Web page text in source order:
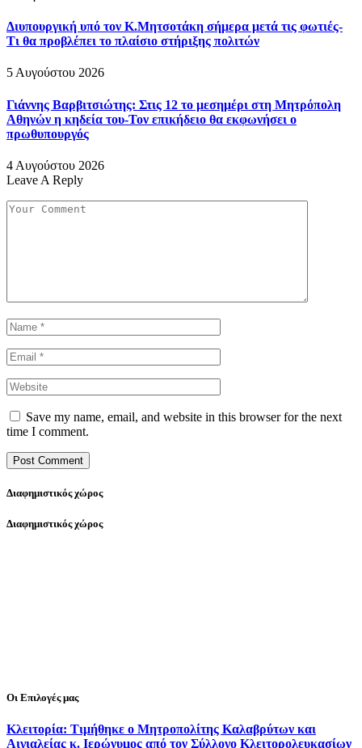
Διυπουργική υπό τον Κ.Μητσοτάκη σήμερα μετά τις φωτιές-
Τι θα προβλέπει το πλαίσιο στήριξης πολιτών
5 Αυγούστου 2026
Γιάννης Βαρβιτσιώτης: Στις 12 το μεσημέρι στη Μητρόπολη
Αθηνών η κηδεία του-Τον επικήδειο θα εκφωνήσει ο
πρωθυπουργός
4 Αυγούστου 2026
Leave A Reply
Save my name, email, and website in this browser for the next
time I comment.
Διαφημιστικός χώρος
Διαφημιστικός χώρος
Οι Επιλογές μας
Κλειτορία: Τιμήθηκε ο Μητροπολίτης Καλαβρύτων και
Αιγιαλείας κ. Ιερώνυμος από τον Σύλλογο Κλειτορολευκασίων